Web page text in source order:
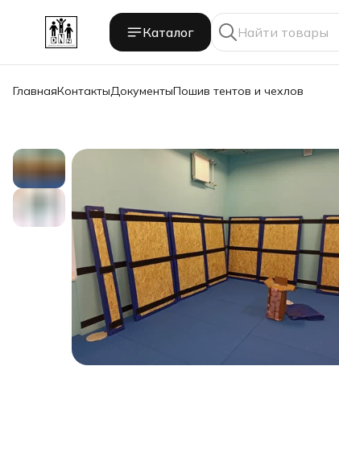
Каталог
ГлавнаяКонтактыДокументыПошив тентов и чехлов